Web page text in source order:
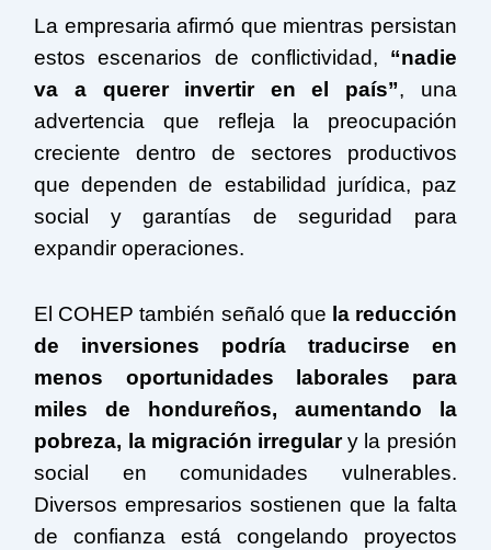
La empresaria afirmó que mientras persistan
estos escenarios de conflictividad, “nadie
va a querer invertir en el país”, una
advertencia que refleja la preocupación
creciente dentro de sectores productivos
que dependen de estabilidad jurídica, paz
social y garantías de seguridad para
expandir operaciones.
El COHEP también señaló que la reducción
de inversiones podría traducirse en
menos oportunidades laborales para
miles de hondureños, aumentando la
pobreza, la migración irregulary la presión
social en comunidades vulnerables.
Diversos empresarios sostienen que la falta
de confianza está congelando proyectos